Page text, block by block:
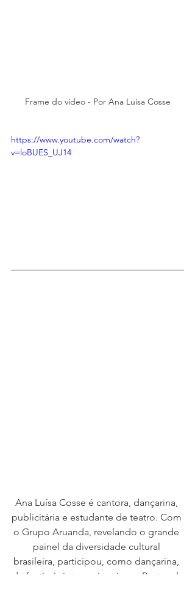
Frame do vídeo - Por Ana Luísa Cosse
https://www.youtube.com/watch?
v=loBUES_UJ14
Ana Luísa Cosse é cantora, dançarina,
publicitária e estudante de teatro. Com
o Grupo Aruanda, revelando o grande
painel da diversidade cultural
brasileira, participou, como dançarina,
de festivais internacionais em Portugal,